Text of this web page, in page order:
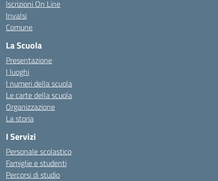
Iscrizioni On Line
Invalsi
Comune
La Scuola
Presentazione
I luoghi
I numeri della scuola
Le carte della scuola
Organizzazione
La storia
I Servizi
Personale scolastico
Famiglie e studenti
Percorsi di studio